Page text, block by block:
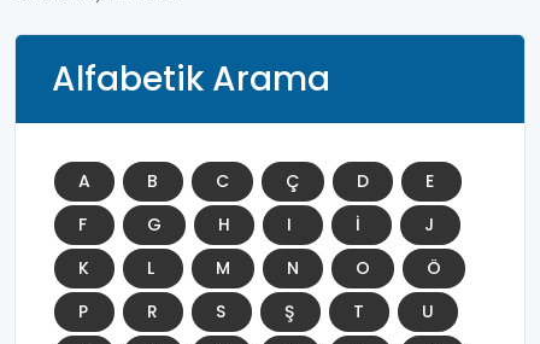
Alfabetik Arama
A B C Ç D
E
F
G H I İ
J
K
L M N O
Ö
P
R S Ş T
U